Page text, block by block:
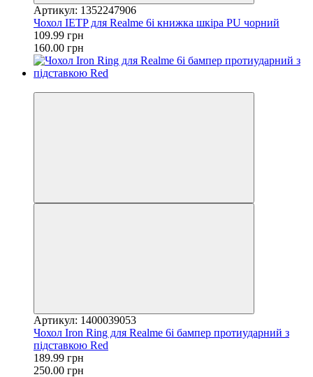
Артикул: 1352247906
Чохол IETP для Realme 6i книжка шкіра PU чорний
109.99 грн
160.00 грн
Артикул: 1400039053
Чохол Iron Ring для Realme 6i бампер протиударний з
підставкою Red
189.99 грн
250.00 грн